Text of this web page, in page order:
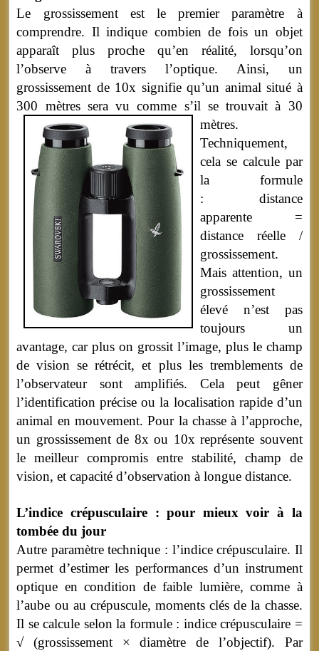
Le grossissement est le premier paramètre à
comprendre. Il indique combien de fois un objet
apparaît plus proche qu’en réalité, lorsqu’on
l’observe à travers l’optique. Ainsi, un
grossissement de 10x signifie qu’un animal situé à
300 mètres sera vu comme s’il se trouvait à 30
mètres.
Techniquement,
cela se calcule par
la formule
: distance
apparente =
distance réelle /
grossissement.
Mais attention, un
grossissement
élevé n’est pas
toujours un
avantage, car plus on grossit l’image, plus le champ
de vision se rétrécit, et plus les tremblements de
l’observateur sont amplifiés. Cela peut gêner
l’identification précise ou la localisation rapide d’un
animal en mouvement. Pour la chasse à l’approche,
un grossissement de 8x ou 10x représente souvent
le meilleur compromis entre stabilité, champ de
vision, et capacité d’observation à longue distance.
L’indice crépusculaire : pour mieux voir à la
tombée du jour
Autre paramètre technique : l’indice crépusculaire. Il
permet d’estimer les performances d’un instrument
optique en condition de faible lumière, comme à
l’aube ou au crépuscule, moments clés de la chasse.
Il se calcule selon la formule : indice crépusculaire =
√ (grossissement × diamètre de l’objectif). Par